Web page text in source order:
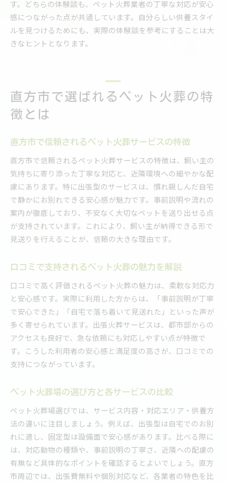
す。どちらの体験談も、ペット火葬業者の丁寧な対応が安心
感につながった点が共通しています。自分らしい供養スタイ
ルを見つけるためにも、実際の体験談を参考にすることは大
きなヒントとなります。
直方市で選ばれるペット火葬の特
徴とは
直方市で信頼されるペット火葬サービスの特徴
直方市で信頼されるペット火葬サービスの特徴は、飼い主の
気持ちに寄り添った丁寧な対応と、近隣環境への細やかな配
慮にあります。特に出張型のサービスは、慣れ親しんだ自宅
で静かにお別れできる安心感が魅力です。事前説明や流れの
案内が徹底しており、不安なく大切なペットを送り出せる点
が支持されています。これにより、飼い主が納得できる形で
見送りを行えることが、信頼の大きな理由です。
口コミで支持されるペット火葬の魅力を解説
口コミで高く評価されるペット火葬の魅力は、柔軟な対応力
と安心感です。実際に利用した方からは、「事前説明が丁寧
で安心できた」「自宅で落ち着いて見送れた」といった声が
多く寄せられています。出張火葬サービスは、都市部からの
アクセスも良好で、急な依頼にも対応しやすい点が特徴で
す。こうした利用者の安心感と満足度の高さが、口コミでの
支持につながっています。
ペット火葬場の選び方と各サービスの比較
ペット火葬場選びでは、サービス内容・対応エリア・供養方
法の違いに注目しましょう。例えば、出張型は自宅でのお別
れに適し、固定型は設備面で安心感があります。比べる際に
は、対応動物の種類や、事前説明の丁寧さ、近隣への配慮の
有無など具体的なポイントを確認するとよいでしょう。直方
市周辺では、出張費無料や個別対応など、各業者の特色を比